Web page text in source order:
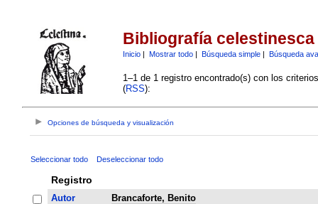
Bibliografía celestinesca
Inicio| Mostrar todo| Búsqueda simple| Búsqueda
1–1 de 1 registro encontrado(s) con los
(RSS):
Opciones de búsqueda y visualización
Seleccionar todo Deseleccionar todo
Registro
Autor
Brancaforte, Benito